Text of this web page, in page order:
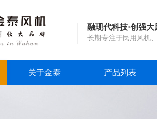
融现代科技·创强
长期专注于民用风机
关于金泰 产品列表